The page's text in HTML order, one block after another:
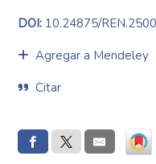
DOI: 10.24875/
Agregar a Mendeley
Citar